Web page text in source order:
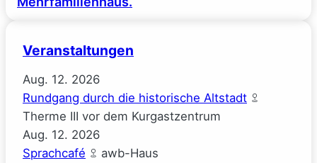
Veranstaltungen
Aug. 12. 2026
Rundgang durch die historische Altstadt
Therme III vor dem Kurgastzentrum
Aug. 12. 2026
Sprachcafé
awb-Haus